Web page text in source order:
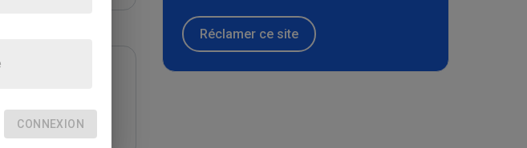
Réclamer ce site
CONNEXION